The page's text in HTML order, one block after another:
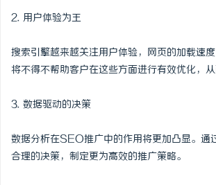
2. 用户体验为王
搜索引擎越来越关注用户体验，网页的加载速
将不得不帮助客户在这些方面进行有效优化，
3. 数据驱动的决策
数据分析在SEO推广中的作用将更加凸显。通
合理的决策，制定更为高效的推广策略。